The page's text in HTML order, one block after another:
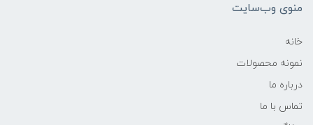
منوی وب‌سایت
خانه
نمونه محصولات
درباره ما
تماس با ما